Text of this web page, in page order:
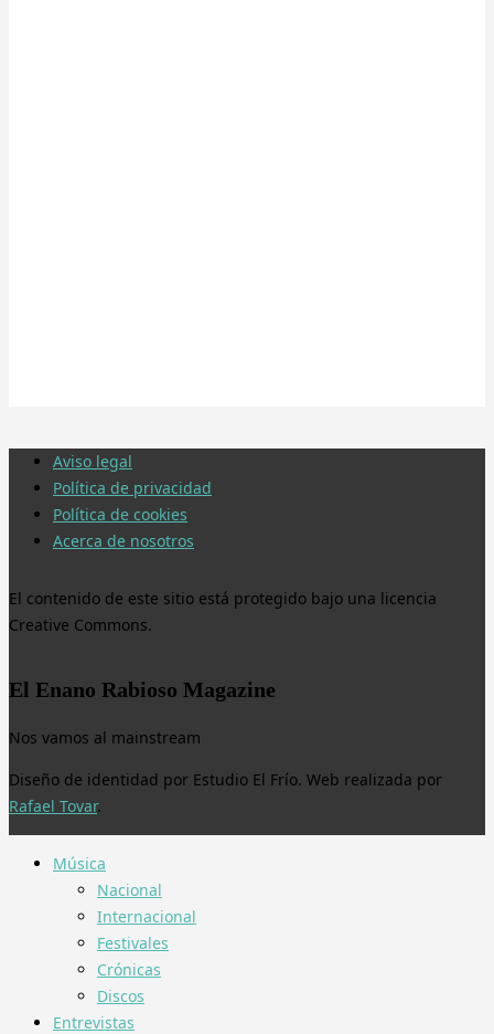
Aviso legal
Política de privacidad
Política de cookies
Acerca de nosotros
El contenido de este sitio está protegido bajo una licencia
Creative Commons.
El Enano Rabioso Magazine
Nos vamos al mainstream
Diseño de identidad por Estudio El Frío. Web realizada por
Rafael Tovar.
Música
Nacional
Internacional
Festivales
Crónicas
Discos
Entrevistas